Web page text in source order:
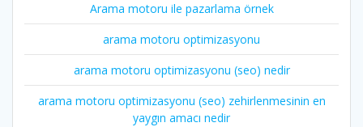
Arama motoru ile pazarlama örnek
arama motoru optimizasyonu
arama motoru optimizasyonu (seo) nedir
arama motoru optimizasyonu (seo) zehirlenmesinin en
yaygın amacı nedir